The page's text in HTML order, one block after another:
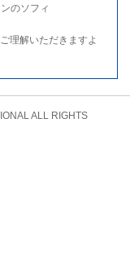
のソフィ
理解いただきますよ